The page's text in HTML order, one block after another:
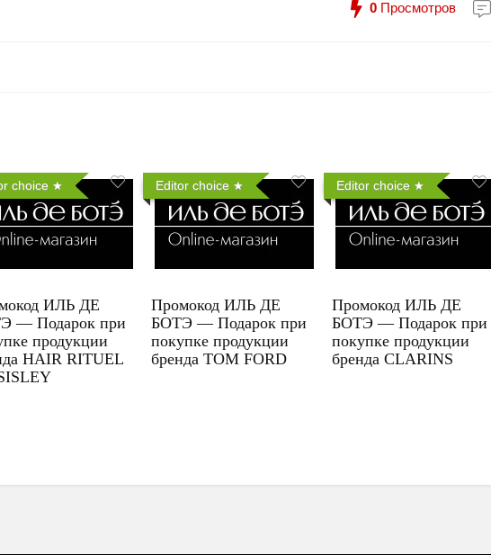
0 Просмотров
choice
ИЛЬ ДЕ
— Подарок при
продукции
HAIR RITUEL
Editor choice
Промокод ИЛЬ ДЕ
БОТЭ — Подарок при
покупке продукции
бренда TOM FORD
Editor choice
Промокод ИЛЬ ДЕ
БОТЭ — Подарок при
покупке продукции
бренда CLARINS